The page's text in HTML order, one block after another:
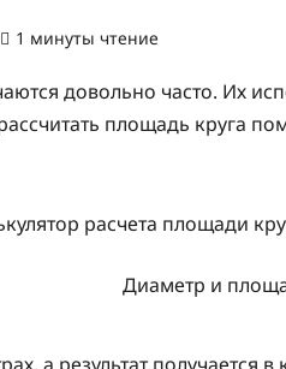
1 минуты чтение
довольно часто. Их
площадь круга
Диаметр и